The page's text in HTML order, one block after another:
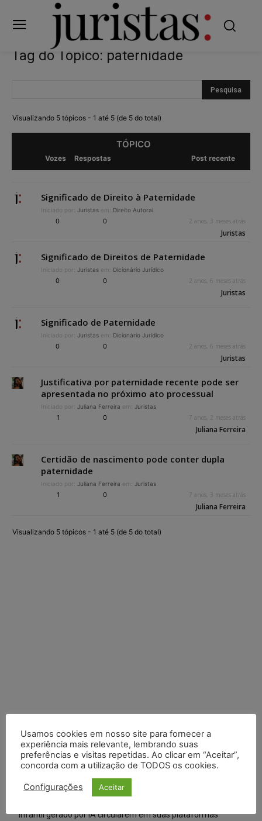
Tag do Tópico: paternidade
Visualizando 5 tópicos - 1 até 5 (de 5 do total)
TÓPICO
Vozes Respostas Post recente
Significado de Direito à Paternidade
Iniciado por: Juristas em: Direito Autoral
0 0 2 anos, 3 meses atrás
Juristas
Significado de Direitos de Paternidade
Iniciado por: Juristas em: Dicionário Jurídico
0 0 2 anos, 6 meses atrás
Juristas
Significado de Paternidade
Iniciado por: Juristas em: Dicionário Jurídico
0 0 2 anos, 6 meses atrás
Juristas
Justificativa por paternidade recente pode ser
apresentada no próximo ato processual
Iniciado por: Juliana Ferreira em: Juristas
1 0 7 anos, 2 meses atrás
Juliana Ferreira
Certidão de nascimento pode conter dupla
paternidade
Iniciado por: Juliana Ferreira em: Juristas
1 0 7 anos, 3 meses atrás
Juliana Ferreira
Visualizando 5 tópicos - 1 até 5 (de 5 do total)
Posts Recentes
Composição da taxa de juros
infantil gerado por IA circularem em suas plataformas
Usamos cookies em nosso site para fornecer a
experiência mais relevante, lembrando suas
preferências e visitas repetidas. Ao clicar em “Aceitar”,
concorda com a utilização de TODOS os cookies.
Configurações Aceitar